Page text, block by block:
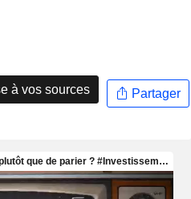
à vos sources Partager